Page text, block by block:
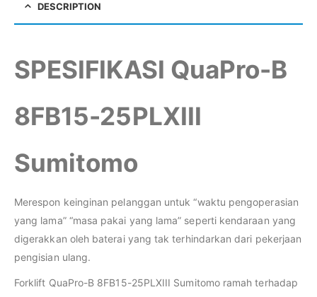
DESCRIPTION
SPESIFIKASI QuaPro-B
8FB15-25PLXIII
Sumitomo
Merespon keinginan pelanggan untuk “waktu pengoperasian
yang lama” “masa pakai yang lama” seperti kendaraan yang
digerakkan oleh baterai yang tak terhindarkan dari pekerjaan
pengisian ulang.
Forklift QuaPro-B 8FB15-25PLXIII Sumitomo ramah terhadap